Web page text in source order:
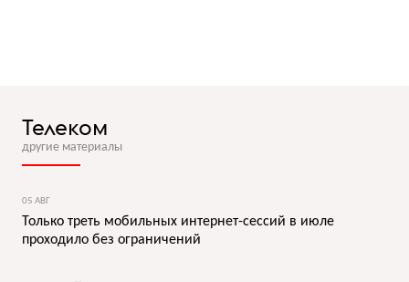
Телеком
другие материалы
05 АВГ
Только треть мобильных интернет-сессий в июле
проходило без ограничений